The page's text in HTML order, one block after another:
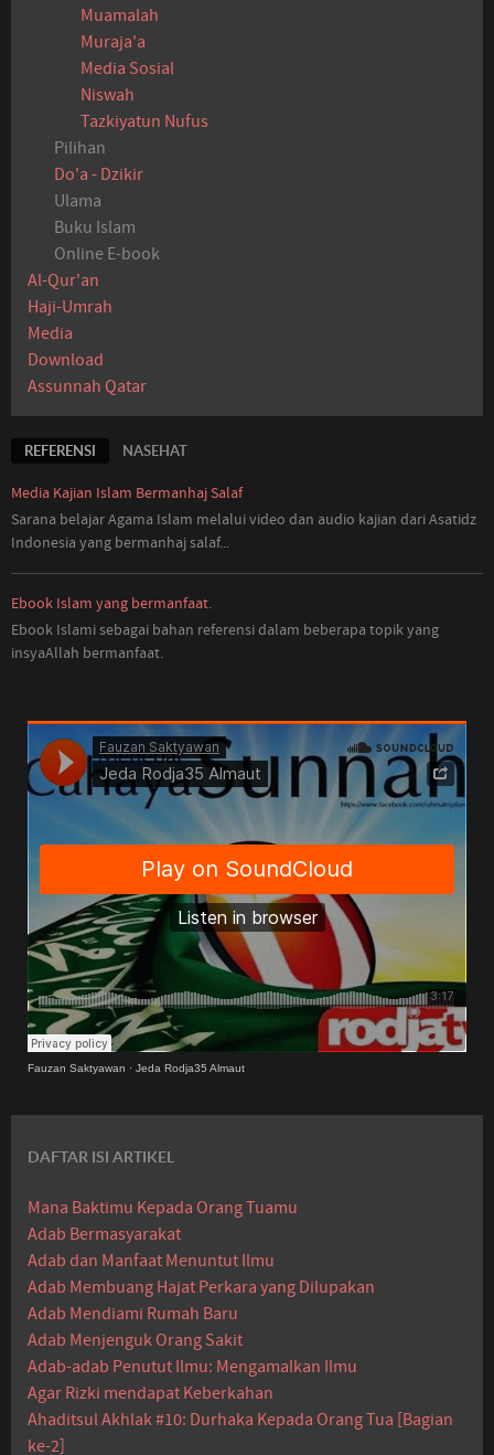
Muamalah
Muraja'a
Media Sosial
Niswah
Tazkiyatun Nufus
Pilihan
Do'a - Dzikir
Ulama
Buku Islam
Online E-book
Al-Qur'an
Haji-Umrah
Media
Download
Assunnah Qatar
REFERENSI NASEHAT
Media Kajian Islam Bermanhaj Salaf
Sarana belajar Agama Islam melalui video dan audio kajian dari Asatidz
Indonesia yang bermanhaj salaf...
Ebook Islam yang bermanfaat.
Ebook Islami sebagai bahan referensi dalam beberapa topik yang
insyaAllah bermanfaat.
Fauzan Saktyawan · Jeda Rodja35 Almaut
DAFTAR ISI ARTIKEL
Mana Baktimu Kepada Orang Tuamu
Adab Bermasyarakat
Adab dan Manfaat Menuntut Ilmu
Adab Membuang Hajat Perkara yang Dilupakan
Adab Mendiami Rumah Baru
Adab Menjenguk Orang Sakit
Adab-adab Penutut Ilmu: Mengamalkan Ilmu
Agar Rizki mendapat Keberkahan
Ahaditsul Akhlak #10: Durhaka Kepada Orang Tua [Bagian
ke-2]